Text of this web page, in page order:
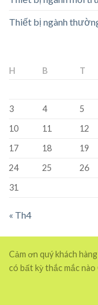
Thiết bị ngành
H B T
3
4 5
10
11 12
17
18 19
24
25 26
31
« Th4
Cảm ơn quý khách
có bất kỳ thắc mắc